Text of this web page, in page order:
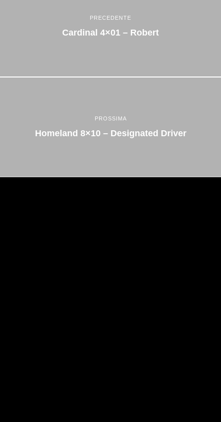
PRECEDENTE
Cardinal 4×01 – Robert
PROSSIMA
Homeland 8×10 – Designated Driver